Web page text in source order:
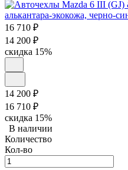
16 710 ₽
14 200 ₽
скидка 15%
14 200 ₽
16 710 ₽
скидка 15%
В наличии
Количество
Кол-во